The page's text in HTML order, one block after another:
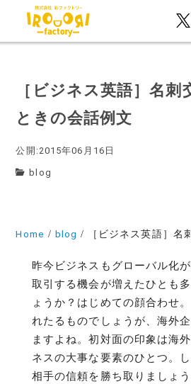
［ビジネス英語］名刺
ときの会話例文
公開:2015年06月16日
blog
Home blog ［ビジネス英語］名刺交
昨今ビジネスもグローバル化
取引する機会が増えたひとも
ょうか？はじめての顔合わせ
れたるものでしょうが、海外
ますよね。初対面の印象は海
ネスの大事な要素のひとつ。
相手の信頼を勝ち取りましょ